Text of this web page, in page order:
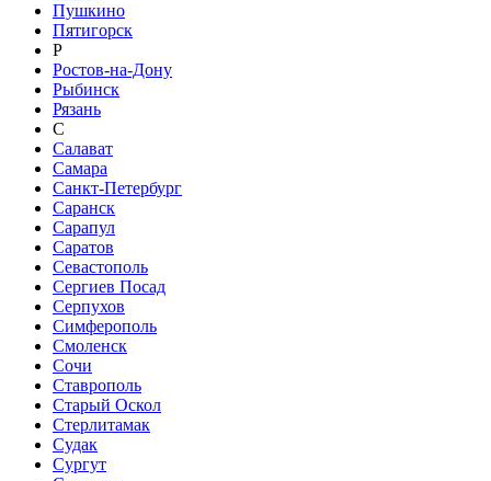
Пушкино
Пятигорск
Р
Ростов-на-Дону
Рыбинск
Рязань
С
Салават
Самара
Санкт-Петербург
Саранск
Сарапул
Саратов
Севастополь
Сергиев Посад
Серпухов
Симферополь
Смоленск
Сочи
Ставрополь
Старый Оскол
Стерлитамак
Судак
Сургут